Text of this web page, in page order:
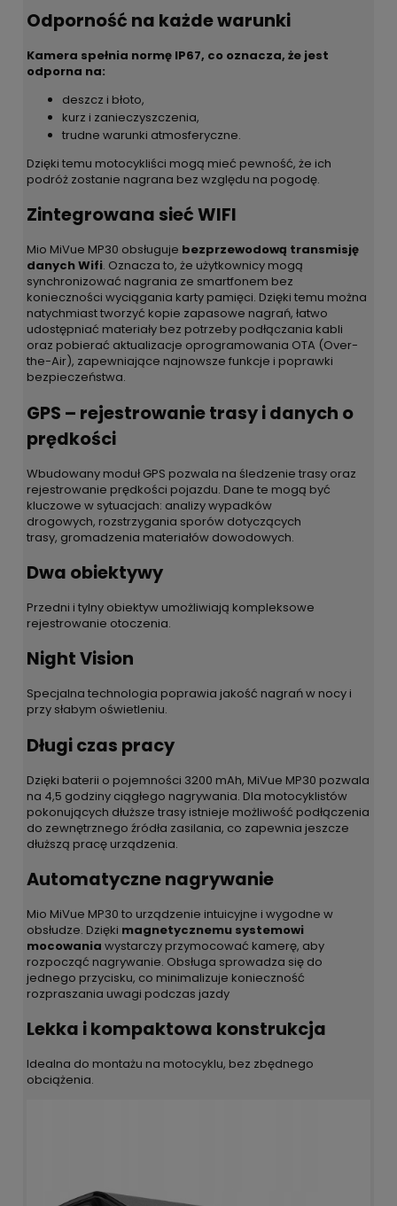
Odporność na każde warunki
Kamera spełnia normę IP67, co oznacza, że jest
odporna na:
deszcz i błoto,
kurz i zanieczyszczenia,
trudne warunki atmosferyczne.
Dzięki temu motocykliści mogą mieć pewność, że ich
podróż zostanie nagrana bez względu na pogodę.
Zintegrowana sieć WIFI
Mio MiVue MP30 obsługuje bezprzewodową transmisję
danych Wifi. Oznacza to, że użytkownicy mogą
synchronizować nagrania ze smartfonem bez
konieczności wyciągania karty pamięci. Dzięki temu można
natychmiast tworzyć kopie zapasowe nagrań, łatwo
udostępniać materiały bez potrzeby podłączania kabli
oraz pobierać aktualizacje oprogramowania OTA (Over-
the-Air), zapewniające najnowsze funkcje i poprawki
bezpieczeństwa.
GPS – rejestrowanie trasy i danych o
prędkości
Wbudowany moduł GPS pozwala na śledzenie trasy oraz
rejestrowanie prędkości pojazdu. Dane te mogą być
kluczowe w sytuacjach: analizy wypadków
drogowych, rozstrzygania sporów dotyczących
trasy, gromadzenia materiałów dowodowych.
Dwa obiektywy
Przedni i tylny obiektyw umożliwiają kompleksowe
rejestrowanie otoczenia.
Night Vision
Specjalna technologia poprawia jakość nagrań w nocy i
przy słabym oświetleniu.
Długi czas pracy
Dzięki baterii o pojemności 3200 mAh, MiVue MP30 pozwala
na 4,5 godziny ciągłego nagrywania. Dla motocyklistów
pokonujących dłuższe trasy istnieje możliwość podłączenia
do zewnętrznego źródła zasilania, co zapewnia jeszcze
dłuższą pracę urządzenia.
Automatyczne nagrywanie
Mio MiVue MP30 to urządzenie intuicyjne i wygodne w
obsłudze. Dzięki magnetycznemu systemowi
mocowania wystarczy przymocować kamerę, aby
rozpocząć nagrywanie. Obsługa sprowadza się do
jednego przycisku, co minimalizuje konieczność
rozpraszania uwagi podczas jazdy
Lekka i kompaktowa konstrukcja
Idealna do montażu na motocyklu, bez zbędnego
obciążenia.